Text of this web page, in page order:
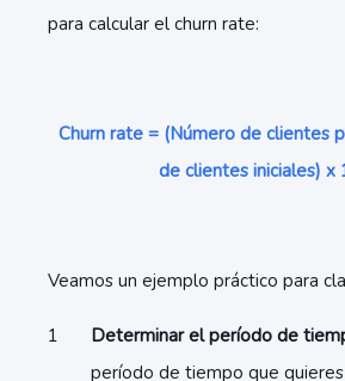
para calcular el churn rate:
Churn rate = (Número de clientes
de clientes iniciales) x
Veamos un ejemplo práctico para
Determinar el período de
período de tiempo que